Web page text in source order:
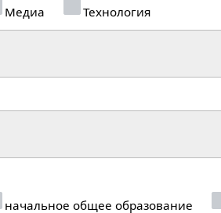
Медиа
Технология
начальное общее образование